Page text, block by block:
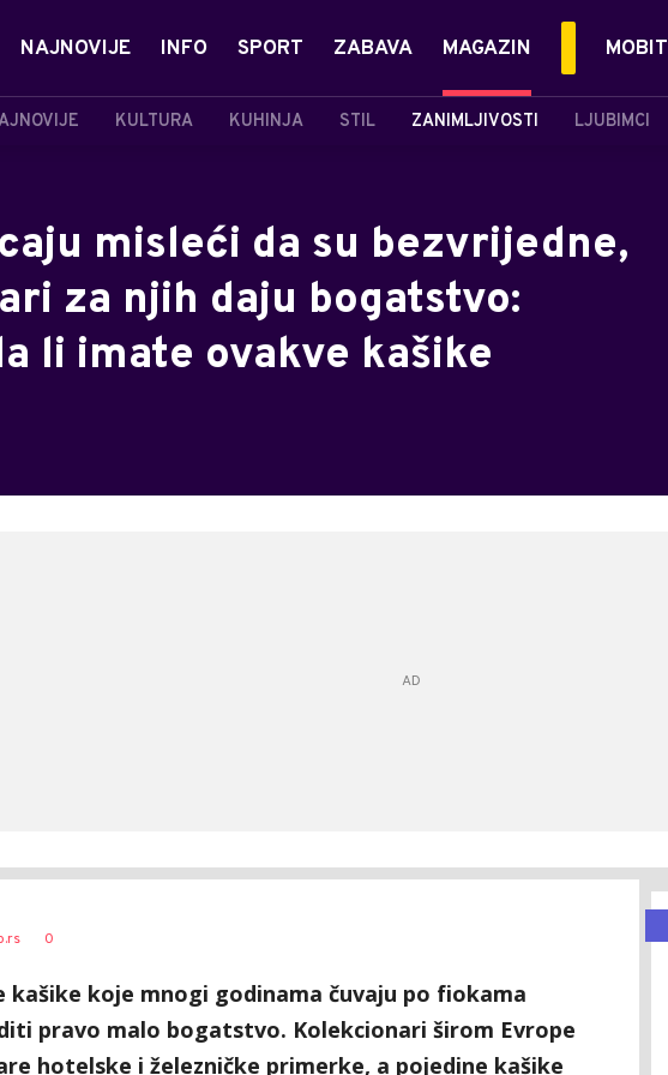
NAJNOVIJE INFO SPORT ZABAVA MAGAZIN
KULTURA KUHINJA STIL ZANIMLJIVOSTI LJUBIMCI
MOBIT
misleći da su bezvrijedne,
za njih daju bogatstvo:
li imate ovakve kašike
0
kašike koje mnogi godinama čuvaju po fiokama
pravo malo bogatstvo. Kolekcionari širom Evrope
hotelske i železničke primerke, a pojedine kašike